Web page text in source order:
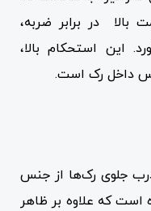
بالا در برابر ضربه،
این استحکام بالا،
داخل رک است.
جلوی رک‌ها از جنس
که علاوه بر ظاهر